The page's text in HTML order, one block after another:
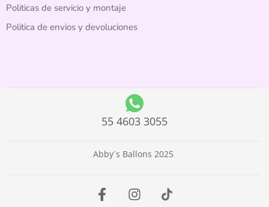
Politicas de servicio y montaje
Politica de envios y devoluciones
55 4603 3055
Abby´s Ballons 2025